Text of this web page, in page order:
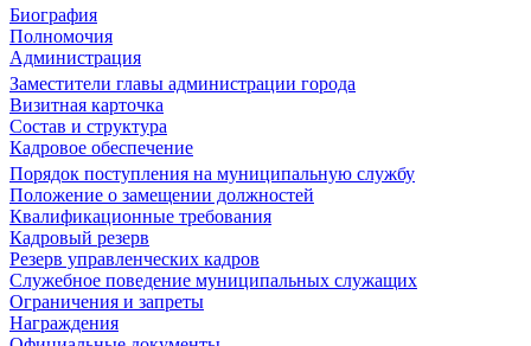
Биография
Полномочия
Администрация
Заместители главы администрации города
Визитная карточка
Состав и структура
Кадровое обеспечение
Порядок поступления на муниципальную службу
Положение о замещении должностей
Квалификационные требования
Кадровый резерв
Резерв управленческих кадров
Служебное поведение муниципальных служащих
Ограничения и запреты
Награждения